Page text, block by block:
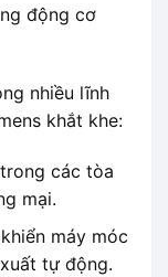
động cơ
nhiều lĩnh
khắt khe:
các tòa
mại.
máy móc
tự động.